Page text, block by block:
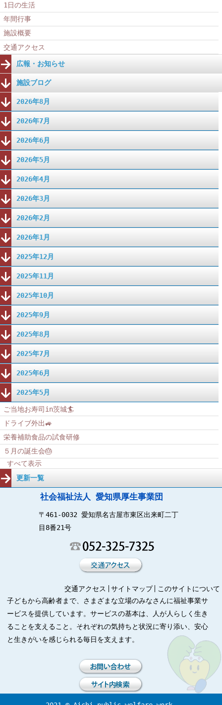
1日の生活
年間行事
施設概要
交通アクセス
広報・お知らせ
施設ブログ
2026年8月
2026年7月
2026年6月
2026年5月
2026年4月
2026年3月
2026年2月
2026年1月
2025年12月
2025年11月
2025年10月
2025年9月
2025年8月
2025年7月
2025年6月
2025年5月
ご当地お寿司in茨城🏄
ドライブ外出🚙
栄養補助食品の試食研修
５月の誕生会🎂
すべて表示
更新一覧
社会福祉法人 愛知県厚生事業団
〒461-0032 愛知県名古屋市東区出来町二丁
目8番21号
交通アクセス サイトマップ
このサイトについて
子どもから高齢者まで、さまざまな立場のみなさんに福祉事業サ
ービスを提供しています。サービスの基本は、人が人らしく生き
ることを支えること。それぞれの気持ちと状況に寄り添い、安心
と生きがいを感じられる毎日を支えます。